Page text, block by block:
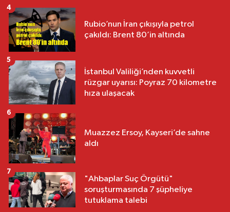
Rubio’nun İran çıkışıyla petrol
çakıldı: Brent 80’in altında
4
İstanbul Valiliği’nden kuvvetli
rüzgar uyarısı: Poyraz 70 kilometre
hıza ulaşacak
5
Muazzez Ersoy, Kayseri’de sahne
aldı
6
"Ahbaplar Suç Örgütü"
soruşturmasında 7 şüpheliye
tutuklama talebi
7